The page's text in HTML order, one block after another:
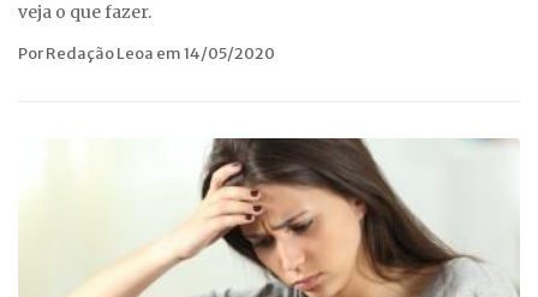
veja o que fazer.
Por Redação Leoa em 14/05/2020